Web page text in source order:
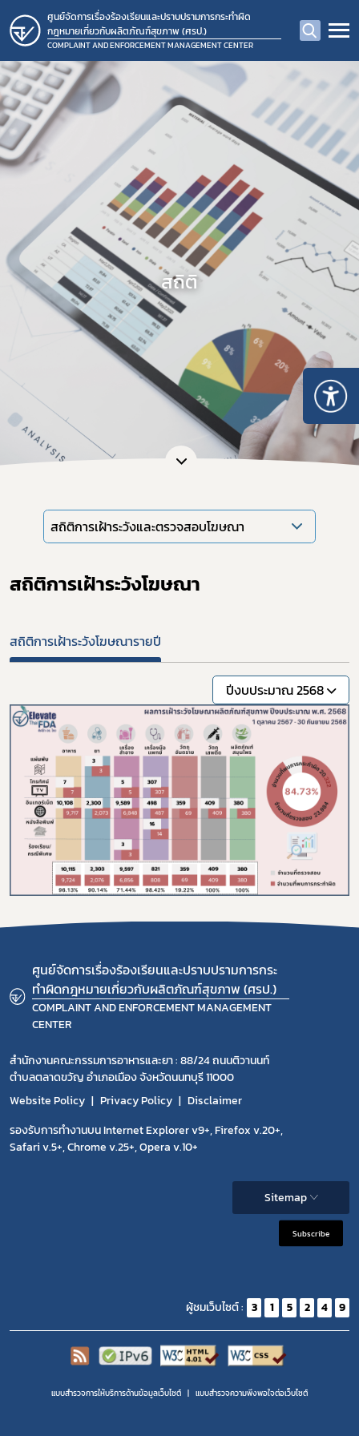
ศูนย์จัดการเรื่องร้องเรียนและปราบปรามการกระทำผิด
กฎหมายเกี่ยวกับผลิตภัณฑ์สุขภาพ (ศรป.)
COMPLAINT AND ENFORCEMENT MANAGEMENT CENTER
สถิติ
สถิติการเฝ้าระวังและตรวจสอบโฆษณา
สถิติการเฝ้าระวังโฆษณา
สถิติการเฝ้าระวังโฆษณารายปี
ปีงบประมาณ 2568
ศูนย์จัดการเรื่องร้องเรียนและปราบปรามการกระ
ทำผิดกฎหมายเกี่ยวกับผลิตภัณฑ์สุขภาพ (ศรป.)
COMPLAINT AND ENFORCEMENT MANAGEMENT
CENTER
สำนักงานคณะกรรมการอาหารและยา : 88/24 ถนนติวานนท์
ตำบลตลาดขวัญ อำเภอเมือง จังหวัดนนทบุรี 11000
Website Policy
Privacy Policy
Disclaimer
รองรับการทำงานบน Internet Explorer v9+, Firefox v.20+,
Safari v.5+, Chrome v.25+, Opera v.10+
Sitemap
Subscribe
ผู้ชมเว็บไซต์ : 3 1 5 2 4 9
แบบสำรวจการให้บริการด้านข้อมูลเว็บไซต์ แบบสำรวจความพีงพอใจต่อเว็บไซต์
Subscribe
เลือกหัวข้อที่ท่านต้องการ Subscribe
ร้องเรียนเครื่องสำอางค์